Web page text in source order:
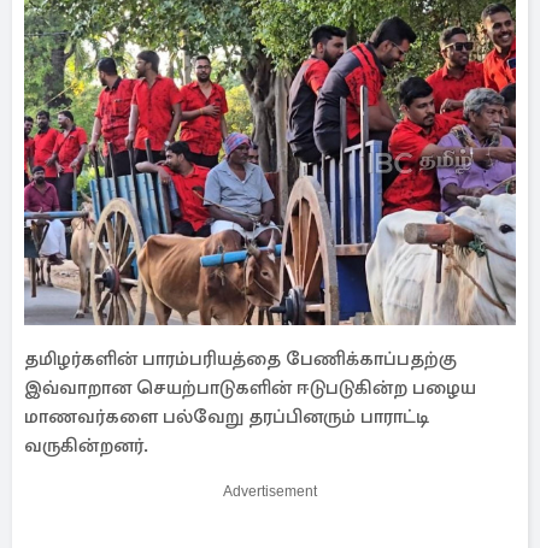
தமிழர்களின் பாரம்பரியத்தை பேணிக்காப்பதற்கு
இவ்வாறான செயற்பாடுகளின் ஈடுபடுகின்ற பழைய
மாணவர்களை பல்வேறு தரப்பினரும் பாராட்டி
வருகின்றனர்.
Advertisement